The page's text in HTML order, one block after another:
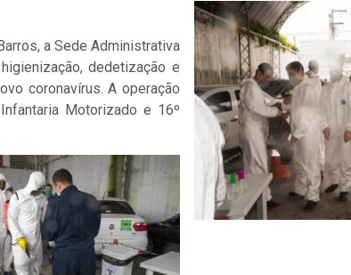
a Sede Administrativa
dedetização e
coronavírus. A operação
Motorizado e 16º